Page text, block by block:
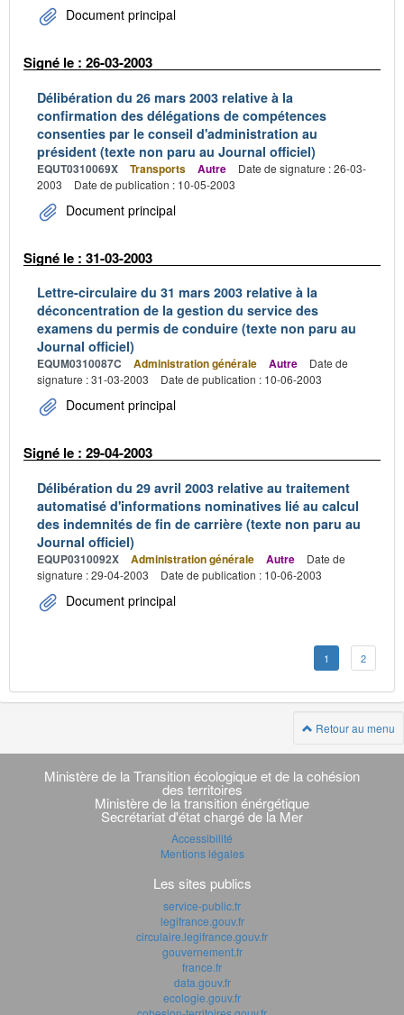
Document principal
Signé le : 26-03-2003
Délibération du 26 mars 2003 relative à la
confirmation des délégations de compétences
consenties par le conseil d'administration au
président (texte non paru au Journal officiel)
EQUT0310069X Transports Autre
Date de signature : 26-03-
2003
Date de publication : 10-05-2003
Document principal
Signé le : 31-03-2003
Lettre-circulaire du 31 mars 2003 relative à la
déconcentration de la gestion du service des
examens du permis de conduire (texte non paru au
Journal officiel)
EQUM0310087C Administration générale Autre
Date de
signature : 31-03-2003
Date de publication : 10-06-2003
Document principal
Signé le : 29-04-2003
Délibération du 29 avril 2003 relative au traitement
automatisé d'informations nominatives lié au calcul
des indemnités de fin de carrière (texte non paru au
Journal officiel)
EQUP0310092X Administration générale Autre
Date de
signature : 29-04-2003
Date de publication : 10-06-2003
Document principal
1 2
Retour au menu
Navigation
transverse
Ministère de la Transition écologique et de la cohésion
des territoires
Ministère de la transition énérgétique
Secrétariat d'état chargé de la Mer
Accessibilité
Mentions légales
Les sites publics
service-public.fr
legifrance.gouv.fr
circulaire.legifrance.gouv.fr
gouvernement.fr
france.fr
data.gouv.fr
ecologie.gouv.fr